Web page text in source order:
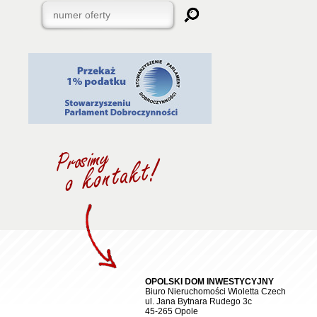
OPOLSKI DOM INWESTYCYJNY
Biuro Nieruchomości Wioletta Czech
ul. Jana Bytnara Rudego 3c
45-265 Opole